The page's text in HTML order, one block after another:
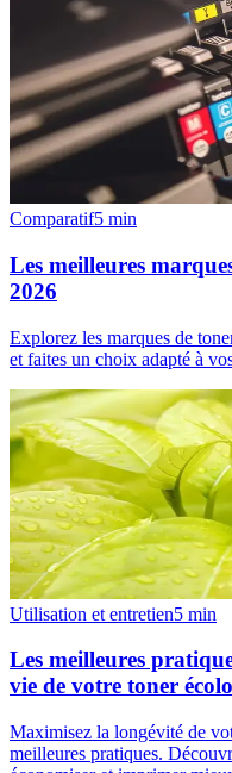
Comparatif5 min
Les meilleures
2026
Explorez les marques de
et faites un choix adapté à
Utilisation et entretien5 min
Les meilleures
vie de votre toner
Maximisez la longévité de
meilleures pratiques.